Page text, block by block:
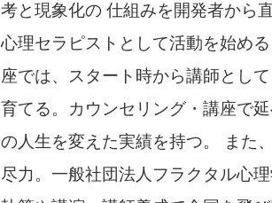
考と現象化の 仕組みを開発者から
心理セラピストとして活動を始め
座では、スタート時から講師とし
育てる。カウンセリング・講座で
の人生を変えた実績を持つ。 また
尽力。一般社団法人フラクタル心